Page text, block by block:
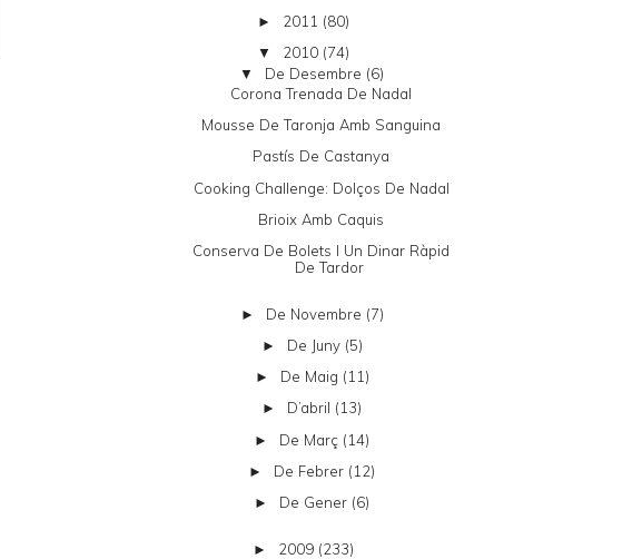
► 2011 (80)
▼ 2010 (74)
▼ De Desembre (6)
Corona Trenada De Nadal
Mousse De Taronja Amb Sanguina
Pastís De Castanya
Cooking Challenge: Dolços De Nadal
Brioix Amb Caquis
Conserva De Bolets I Un Dinar Ràpid
De Tardor
► De Novembre (7)
► De Juny (5)
► De Maig (11)
► D’abril (13)
► De Març (14)
► De Febrer (12)
► De Gener (6)
► 2009 (233)